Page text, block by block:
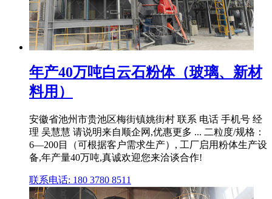
年产40万吨白云石粉体（玻璃、新材
料用）
安徽省池州市贵池区梅街镇姚街村 联系 电话 手机号 经
理 吴慧慧 请说明来自顺企网,优惠更多 ... 二粒度/规格：
6—200目（可根据客户需求生产）, 工厂启用粉体生产设
备,年产量40万吨,真诚欢迎您来洽谈合作!
联系电话: 180 3780 8511